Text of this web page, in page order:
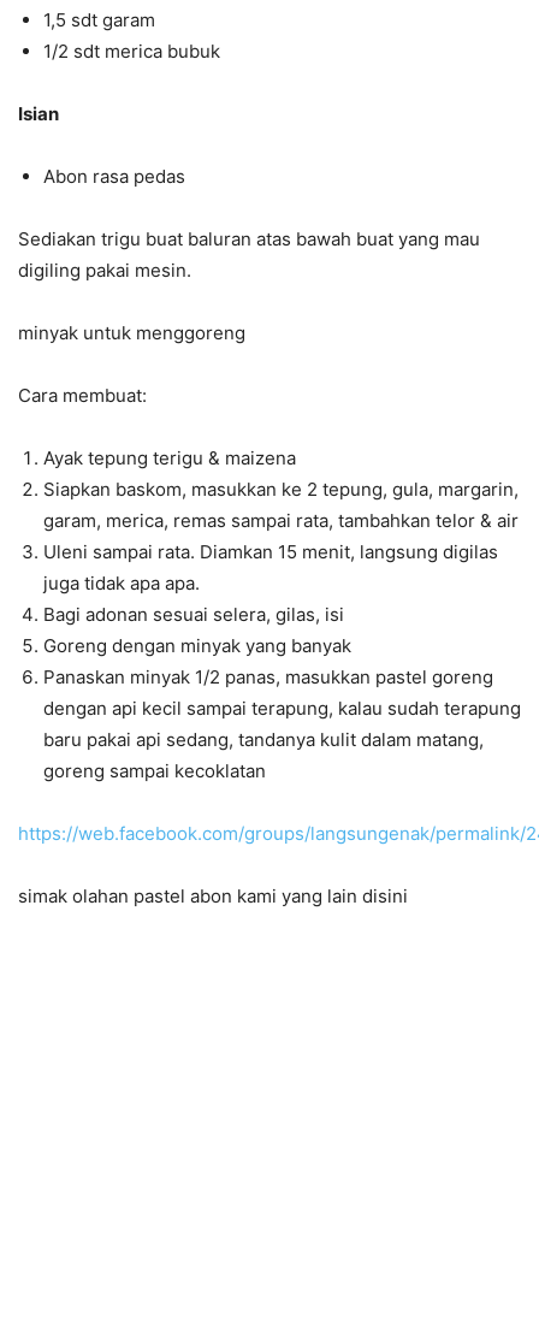
1,5 sdt garam
1/2 sdt merica bubuk
Isian
Abon rasa pedas
Sediakan trigu buat baluran atas bawah buat yang mau
digiling pakai mesin.
minyak untuk menggoreng
Cara membuat:
Ayak tepung terigu & maizena
Siapkan baskom, masukkan ke 2 tepung, gula, margarin,
garam, merica, remas sampai rata, tambahkan telor & air
Uleni sampai rata. Diamkan 15 menit, langsung digilas
juga tidak apa apa.
Bagi adonan sesuai selera, gilas, isi
Goreng dengan minyak yang banyak
Panaskan minyak 1/2 panas, masukkan pastel goreng
dengan api kecil sampai terapung, kalau sudah terapung
baru pakai api sedang, tandanya kulit dalam matang,
goreng sampai kecoklatan
https://web.facebook.com/groups/langsungenak/permalink/
simak olahan pastel abon kami yang lain disini